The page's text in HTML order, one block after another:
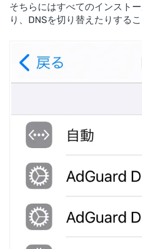
そちらにはすべてのインスト
り、DNSを切り替えたりするこ